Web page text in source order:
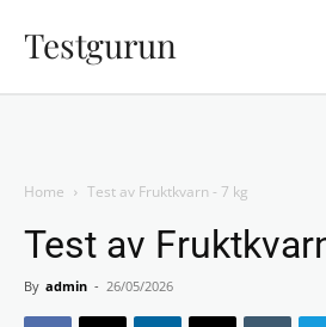
Testgurun
Home Test av Fruktkvarn - 7 kg
Test av
By admin - 26/05/2026